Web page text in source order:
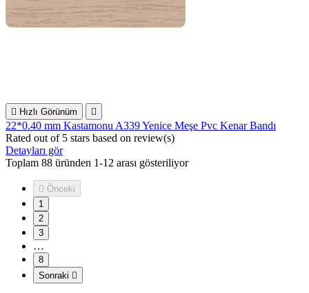
 Hızlı Görünüm 
22*0.40 mm Kastamonu A339 Yenice Meşe Pvc Kenar Bandı
Rated out of 5 stars based on review(s)
Detayları gör
Toplam 88 üründen 1-12 arası gösteriliyor
 Önceki
1
2
3
…
8
Sonraki 